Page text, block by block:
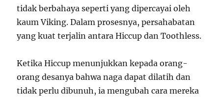
tidak berbahaya seperti yang dipercayai oleh
kaum Viking. Dalam prosesnya, persahabatan
yang kuat terjalin antara Hiccup dan Toothless.
Ketika Hiccup menunjukkan kepada orang-
orang desanya bahwa naga dapat dilatih dan
tidak perlu dibunuh, ia mengubah cara mereka